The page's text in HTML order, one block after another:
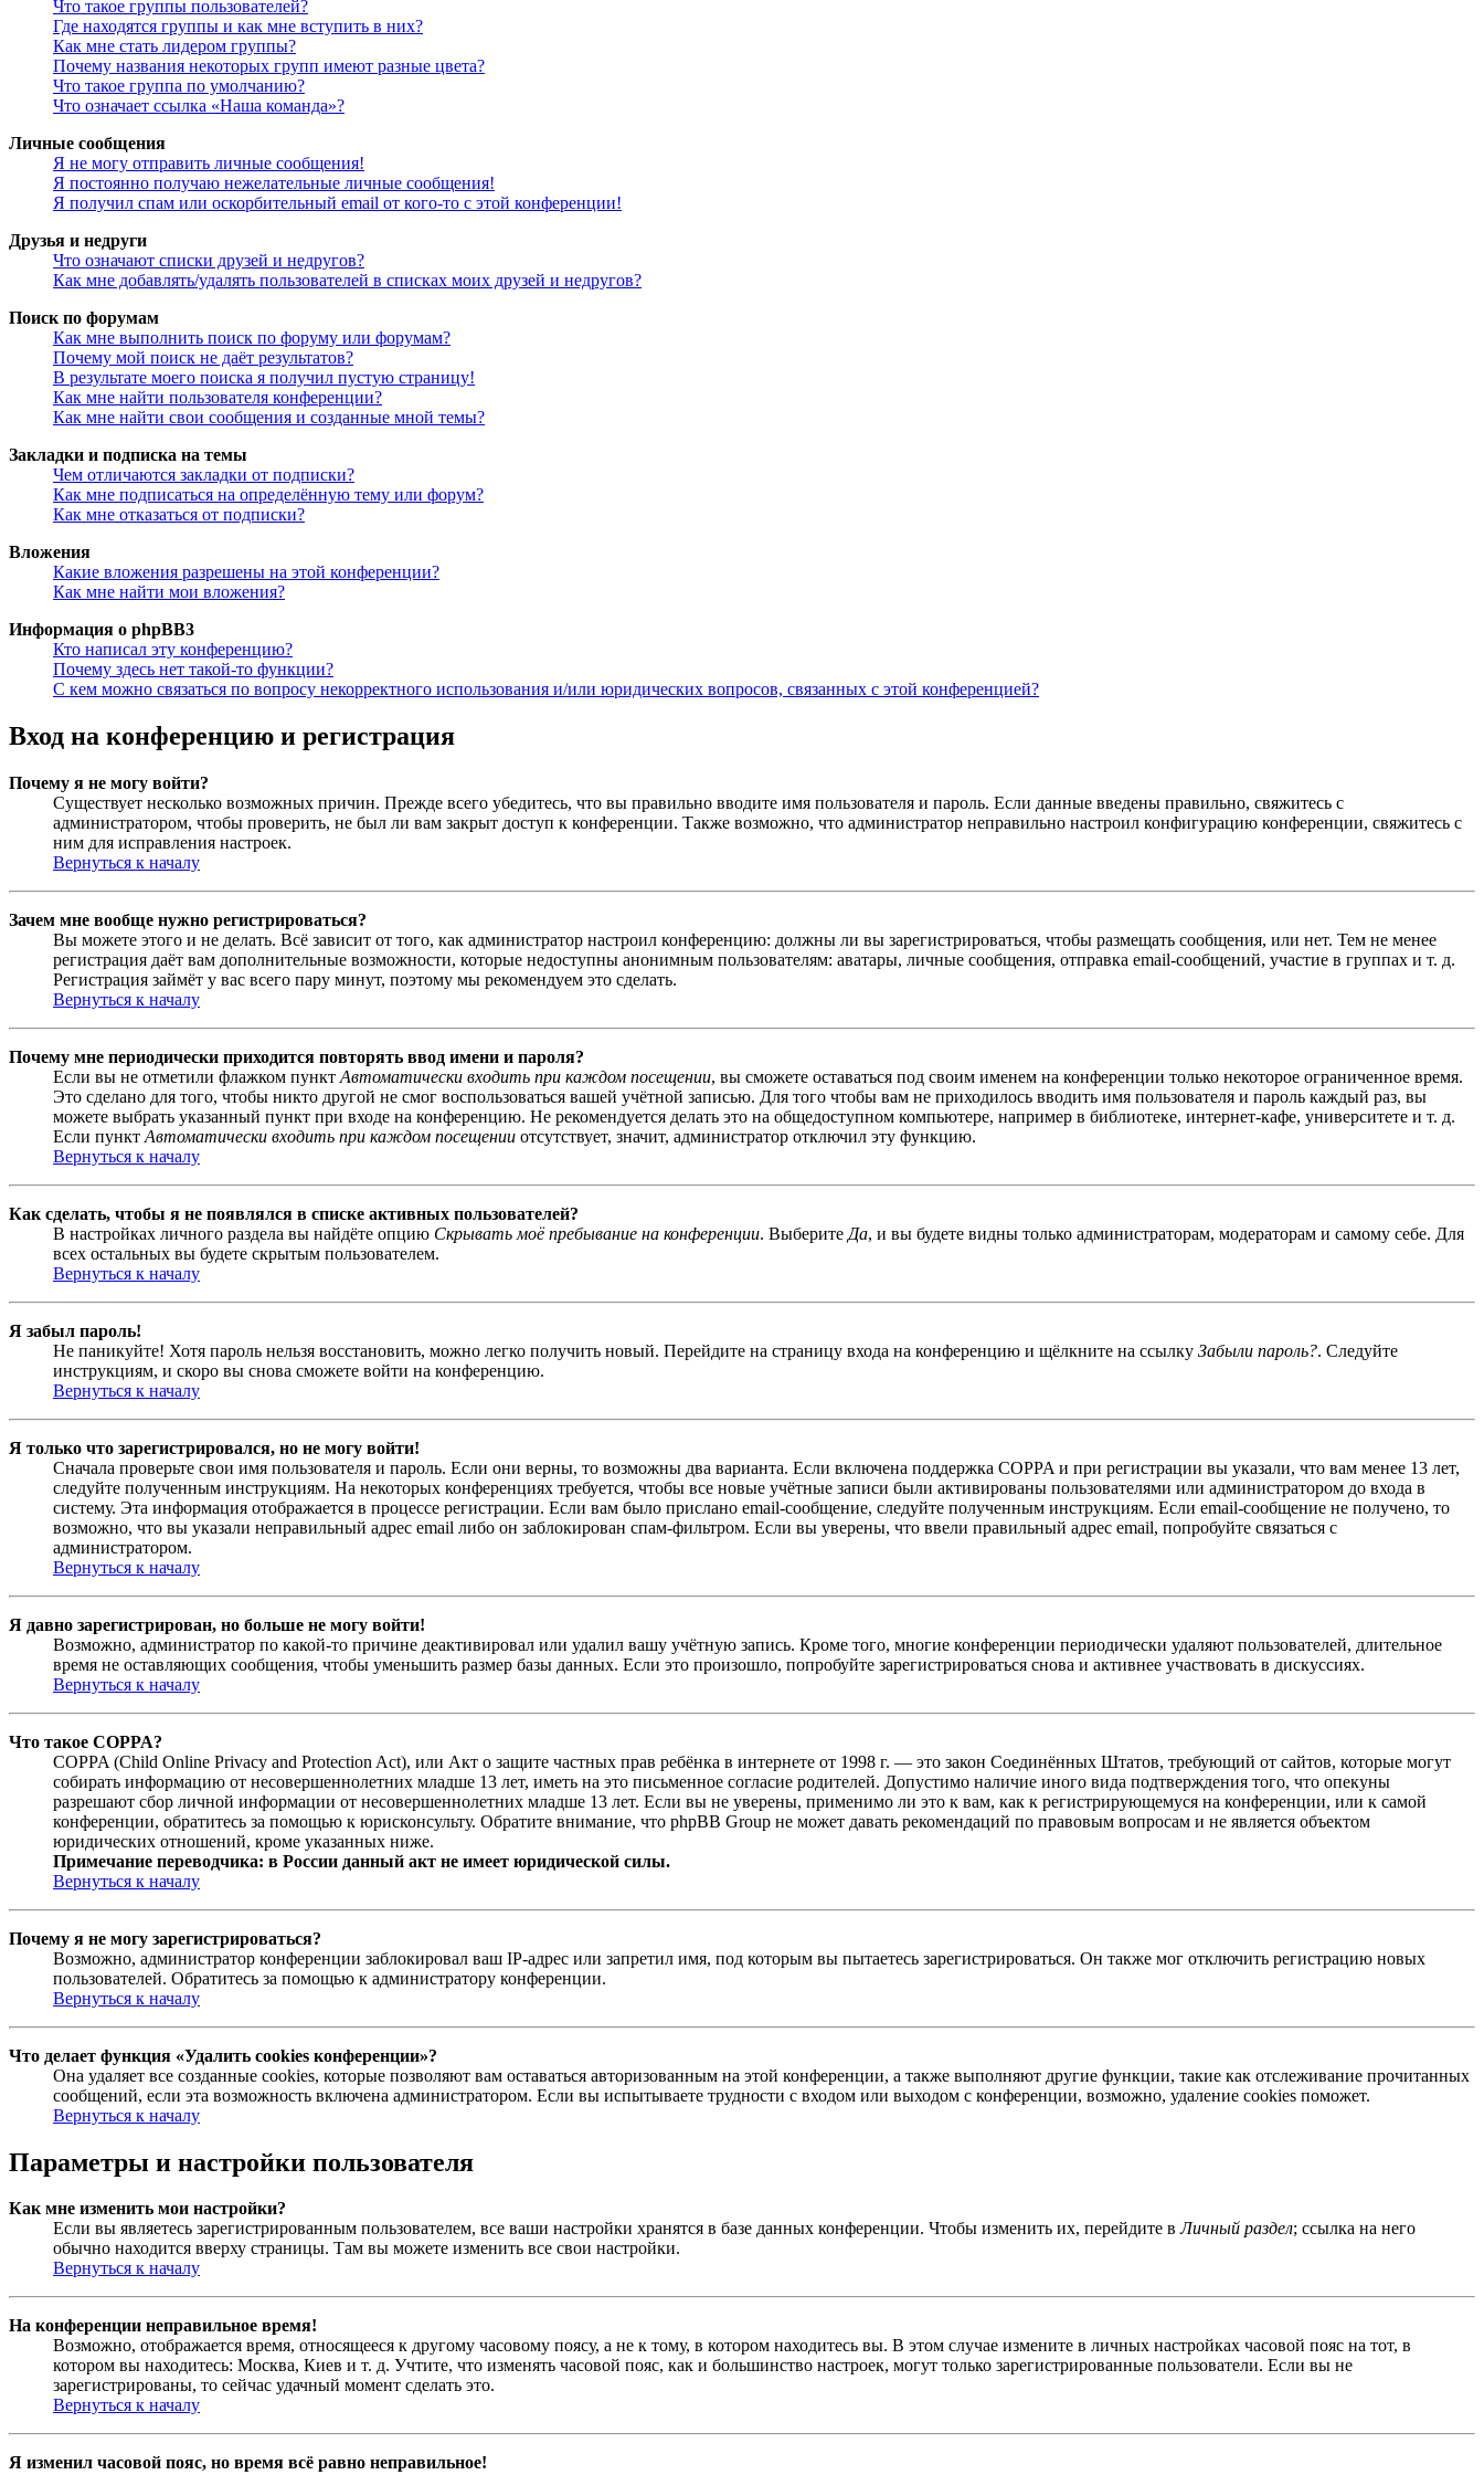
Что такое группы пользователей?
Где находятся группы и как мне вступить в них?
Как мне стать лидером группы?
Почему названия некоторых групп имеют разные цвета?
Что такое группа по умолчанию?
Что означает ссылка «Наша команда»?
Личные сообщения
Я не могу отправить личные сообщения!
Я постоянно получаю нежелательные личные сообщения!
Я получил спам или оскорбительный email от кого-то с этой конференции!
Друзья и недруги
Что означают списки друзей и недругов?
Как мне добавлять/удалять пользователей в списках моих друзей и недругов?
Поиск по форумам
Как мне выполнить поиск по форуму или форумам?
Почему мой поиск не даёт результатов?
В результате моего поиска я получил пустую страницу!
Как мне найти пользователя конференции?
Как мне найти свои сообщения и созданные мной темы?
Закладки и подписка на темы
Чем отличаются закладки от подписки?
Как мне подписаться на определённую тему или форум?
Как мне отказаться от подписки?
Вложения
Какие вложения разрешены на этой конференции?
Как мне найти мои вложения?
Информация о phpBB3
Кто написал эту конференцию?
Почему здесь нет такой-то функции?
С кем можно связаться по вопросу некорректного использования и/или юридических вопросов, связанных с этой конференцией?
Вход на конференцию и регистрация
Почему я не могу войти?
Существует несколько возможных причин. Прежде всего убедитесь, что вы правильно вводите имя пользователя и пароль. Если данные введены правильно, свяжитесь с
администратором, чтобы проверить, не был ли вам закрыт доступ к конференции. Также возможно, что администратор неправильно настроил конфигурацию конференции, свяжитесь с
ним для исправления настроек.
Вернуться к началу
Зачем мне вообще нужно регистрироваться?
Вы можете этого и не делать. Всё зависит от того, как администратор настроил конференцию: должны ли вы зарегистрироваться, чтобы размещать сообщения, или нет. Тем не менее
регистрация даёт вам дополнительные возможности, которые недоступны анонимным пользователям: аватары, личные сообщения, отправка email-сообщений, участие в группах и т. д.
Регистрация займёт у вас всего пару минут, поэтому мы рекомендуем это сделать.
Вернуться к началу
Почему мне периодически приходится повторять ввод имени и пароля?
Если вы не отметили флажком пункт Автоматически входить при каждом посещении, вы сможете оставаться под своим именем на конференции только некоторое ограниченное время.
Это сделано для того, чтобы никто другой не смог воспользоваться вашей учётной записью. Для того чтобы вам не приходилось вводить имя пользователя и пароль каждый раз, вы
можете выбрать указанный пункт при входе на конференцию. Не рекомендуется делать это на общедоступном компьютере, например в библиотеке, интернет-кафе, университете и т. д.
Если пункт Автоматически входить при каждом посещении отсутствует, значит, администратор отключил эту функцию.
Вернуться к началу
Как сделать, чтобы я не появлялся в списке активных пользователей?
В настройках личного раздела вы найдёте опцию Скрывать моё пребывание на конференции. Выберите Да, и вы будете видны только администраторам, модераторам и самому себе. Для
всех остальных вы будете скрытым пользователем.
Вернуться к началу
Я забыл пароль!
Не паникуйте! Хотя пароль нельзя восстановить, можно легко получить новый. Перейдите на страницу входа на конференцию и щёлкните на ссылку Забыли пароль?. Следуйте
инструкциям, и скоро вы снова сможете войти на конференцию.
Вернуться к началу
Я только что зарегистрировался, но не могу войти!
Сначала проверьте свои имя пользователя и пароль. Если они верны, то возможны два варианта. Если включена поддержка COPPA и при регистрации вы указали, что вам менее 13 лет,
следуйте полученным инструкциям. На некоторых конференциях требуется, чтобы все новые учётные записи были активированы пользователями или администратором до входа в
систему. Эта информация отображается в процессе регистрации. Если вам было прислано email-сообщение, следуйте полученным инструкциям. Если email-сообщение не получено, то
возможно, что вы указали неправильный адрес email либо он заблокирован спам-фильтром. Если вы уверены, что ввели правильный адрес email, попробуйте связаться с
администратором.
Вернуться к началу
Я давно зарегистрирован, но больше не могу войти!
Возможно, администратор по какой-то причине деактивировал или удалил вашу учётную запись. Кроме того, многие конференции периодически удаляют пользователей, длительное
время не оставляющих сообщения, чтобы уменьшить размер базы данных. Если это произошло, попробуйте зарегистрироваться снова и активнее участвовать в дискуссиях.
Вернуться к началу
Что такое COPPA?
COPPA (Child Online Privacy and Protection Act), или Акт о защите частных прав ребёнка в интернете от 1998 г. — это закон Соединённых Штатов, требующий от сайтов, которые могут
собирать информацию от несовершеннолетних младше 13 лет, иметь на это письменное согласие родителей. Допустимо наличие иного вида подтверждения того, что опекуны
разрешают сбор личной информации от несовершеннолетних младше 13 лет. Если вы не уверены, применимо ли это к вам, как к регистрирующемуся на конференции, или к самой
конференции, обратитесь за помощью к юрисконсульту. Обратите внимание, что phpBB Group не может давать рекомендаций по правовым вопросам и не является объектом
юридических отношений, кроме указанных ниже.
Примечание переводчика: в России данный акт не имеет юридической силы.
Вернуться к началу
Почему я не могу зарегистрироваться?
Возможно, администратор конференции заблокировал ваш IP-адрес или запретил имя, под которым вы пытаетесь зарегистрироваться. Он также мог отключить регистрацию новых
пользователей. Обратитесь за помощью к администратору конференции.
Вернуться к началу
Что делает функция «Удалить cookies конференции»?
Она удаляет все созданные cookies, которые позволяют вам оставаться авторизованным на этой конференции, а также выполняют другие функции, такие как отслеживание прочитанных
сообщений, если эта возможность включена администратором. Если вы испытываете трудности с входом или выходом с конференции, возможно, удаление cookies поможет.
Вернуться к началу
Параметры и настройки пользователя
Как мне изменить мои настройки?
Если вы являетесь зарегистрированным пользователем, все ваши настройки хранятся в базе данных конференции. Чтобы изменить их, перейдите вЛичный раздел; ссылка на него
обычно находится вверху страницы. Там вы можете изменить все свои настройки.
Вернуться к началу
На конференции неправильное время!
Возможно, отображается время, относящееся к другому часовому поясу, а не к тому, в котором находитесь вы. В этом случае измените в личных настройках часовой пояс на тот, в
котором вы находитесь: Москва, Киев и т. д. Учтите, что изменять часовой пояс, как и большинство настроек, могут только зарегистрированные пользователи. Если вы не
зарегистрированы, то сейчас удачный момент сделать это.
Вернуться к началу
Я изменил часовой пояс, но время всё равно неправильное!